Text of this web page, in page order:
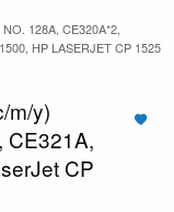
128A, CE320A*2,
HP LASERJET CP 1525
m/y)
CE321A,
CP